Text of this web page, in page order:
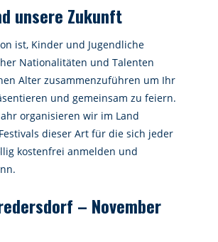
unsere Zukunft
ist, Kinder und Jugendliche
Nationalitäten und Talenten
Alter zusammenzuführen um Ihr
und gemeinsam zu feiern.
organisieren wir im Land
dieser Art für die sich jeder
kostenfrei anmelden und
– November